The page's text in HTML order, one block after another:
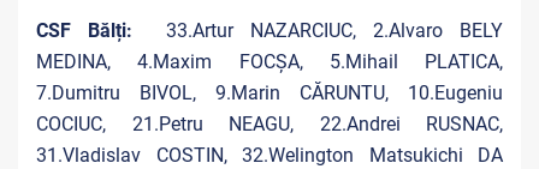
CSF Bălți: 33.Artur NAZARCIUC, 2.Alvaro BELY
MEDINA, 4.Maxim FOCȘA, 5.Mihail PLATICA,
7.Dumitru BIVOL, 9.Marin CĂRUNTU, 10.Eugeniu
COCIUC, 21.Petru NEAGU, 22.Andrei RUSNAC,
31.Vladislav COSTIN, 32.Welington Matsukichi DA